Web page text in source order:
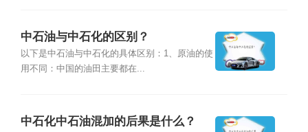
中石油与中石化的区别？
以下是中石油与中石化的具体区别：1、原油的使
用不同：中国的油田主要都在...
中石化中石油混加的后果是什么？